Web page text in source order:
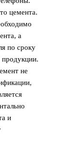
цемента.
а
по сроку
продукции.
не
и